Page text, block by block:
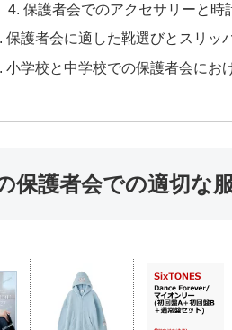
保護者会でのアクセサリーと時
保護者会に適した靴選びとスリッ
小学校と中学校での保護者会にお
保護者会での適切な